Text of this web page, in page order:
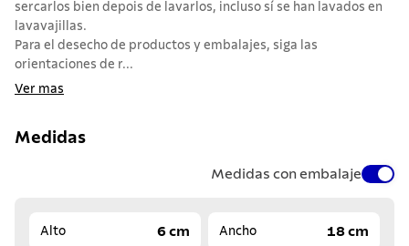
sercarlos bien depois de lavarlos, incluso sí se han lavados en
lavavajillas.
Para el desecho de productos y embalajes, siga las
orientaciones de r...
Ver mas
Medidas
Medidas con embalaje
Alto 6 cm Ancho 18 cm